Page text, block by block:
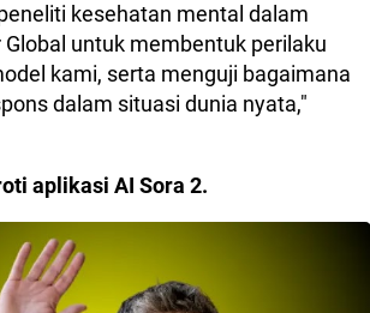
kesehatan mental dalam
untuk membentuk perilaku
kami, serta menguji bagaimana
dalam situasi dunia nyata,"
aplikasi AI Sora 2.